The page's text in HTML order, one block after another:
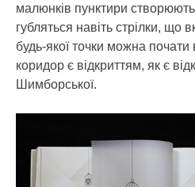
малюнків пунктири
губляться навіть стрілки, що
будь-якої точки можна почати
коридор є відкриттям, як є
Шимборської.